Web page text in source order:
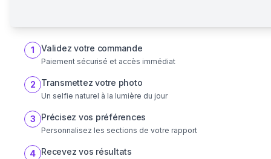
1 Validez votre commande
Paiement sécurisé et accès immédiat
2 Transmettez votre photo
Un selfie naturel à la lumière du jour
3 Précisez vos préférences
Personnalisez les sections de votre rapport
4 Recevez vos résultats